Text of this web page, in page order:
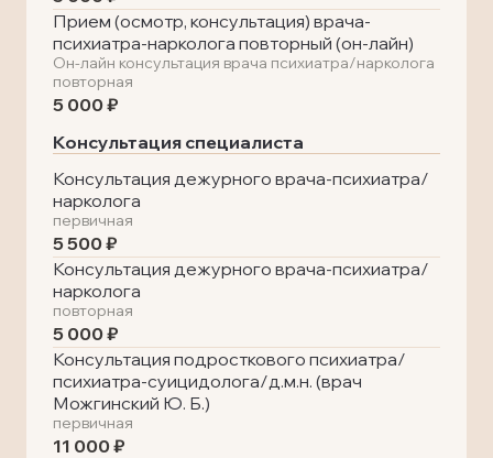
Прием (осмотр, консультация) врача-
психиатра-нарколога повторный (он-лайн)
Он-лайн консультация врача психиатра/нарколога
повторная
5 000 ₽
Консультация специалиста
Консультация дежурного врача-психиатра/
нарколога
первичная
5 500 ₽
Консультация дежурного врача-психиатра/
нарколога
повторная
5 000 ₽
Консультация подросткового психиатра/
психиатра-суицидолога/д.м.н. (врач
Можгинский Ю. Б.)
первичная
11 000 ₽